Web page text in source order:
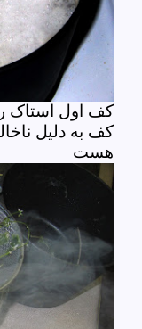
کف اول استاک
کف به دلیل
هست